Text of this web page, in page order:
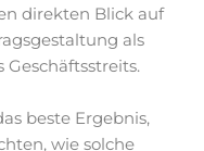
direkten Blick auf
als
beste Ergebnis,
wie solche